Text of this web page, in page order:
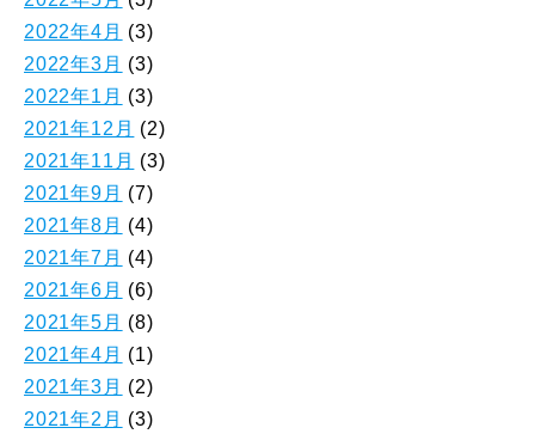
2022年4月 (3)
2022年3月 (3)
2022年1月 (3)
2021年12月 (2)
2021年11月 (3)
2021年9月 (7)
2021年8月 (4)
2021年7月 (4)
2021年6月 (6)
2021年5月 (8)
2021年4月 (1)
2021年3月 (2)
2021年2月 (3)